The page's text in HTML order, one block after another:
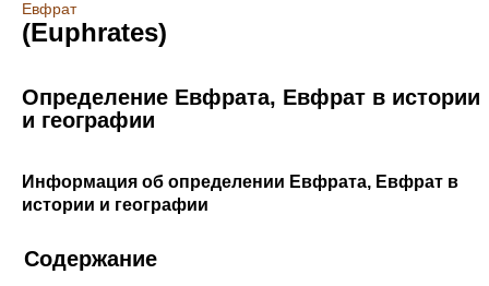
Евфрат
(Euphrates)
Определение Евфрата, Евфрат в истории
и географии
Информация об определении Евфрата, Евфрат в
истории и географии
Содержание